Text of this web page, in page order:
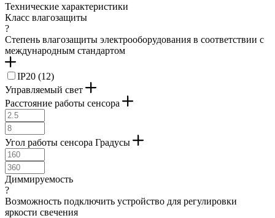
Технические характеристики
Класс влагозащиты
?
Степень влагозащиты электрооборудования в соответствии с
международным стандартом
IP20 (12)
Управляемый свет
Расстояние работы сенсора
Угол работы сенсора Градусы
Диммируемость
?
Возможность подключить устройство для регулировки
яркости свечения